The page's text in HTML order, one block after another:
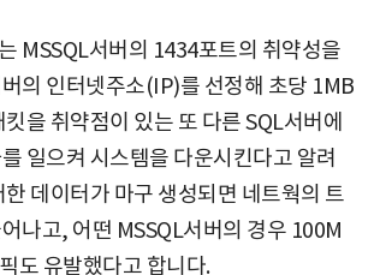
MSSQL서버의 1434포트의 취약성을
의 인터넷주소(IP)를 선정해 초당 1MB
을 취약점이 있는 또 다른 SQL서버에
일으켜 시스템을 다운시킨다고 알려
데이터가 마구 생성되면 네트웍의 트
나고, 어떤 MSSQL서버의 경우 100M
도 유발했다고 합니다.